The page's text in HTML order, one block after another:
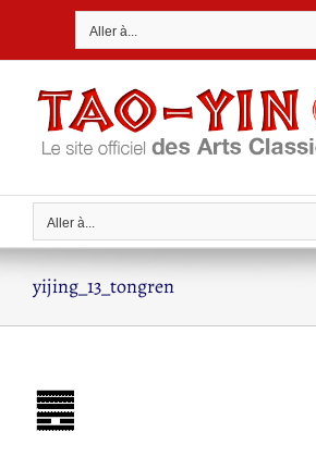
Aller à...
Aller à...
yijing_13_tongren